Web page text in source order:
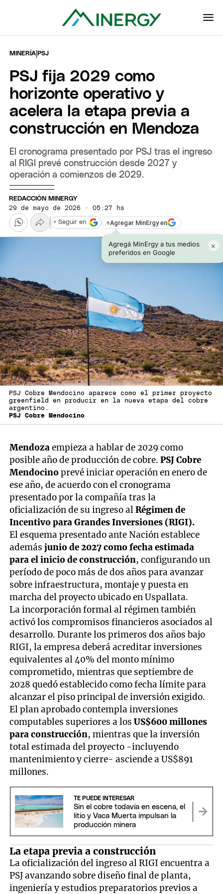
MINERÍA |PSJ
PSJ fija 2029 como
horizonte operativo y
acelera la etapa previa a
construcción en Mendoza
El cronograma presentado por PSJ tras el ingreso
al RIGI prevé construcción desde 2027 y
operación a comienzos de 2029.
REDACCIÓN MINERGY
29 de mayo de 2026 · 05:27 hs
+Agregar MinErgy en
Agregá MinErgy a tus medios
preferidos en Google
×
+ Seguir en
PSJ Cobre Mendocino aparece como el primer proyecto
greenfield en producir en la nueva etapa del cobre
argentino.
PSJ Cobre Mendocino
Mendozaempieza a hablar de 2029 como
posible año de producción de cobre.PSJ Cobre
Mendocinoprevé iniciar operación en enero de
ese año, de acuerdo con el cronograma
presentado por la compañía tras la
oficialización de su ingreso alRégimen de
Incentivo para Grandes Inversiones (RIGI).
El esquema presentado ante Nación establece
ademásjunio de 2027 como fecha estimada
para el inicio de construcción, configurando un
período de poco más de dos años para avanzar
sobre infraestructura, montaje y puesta en
marcha del proyecto ubicado en Uspallata.
La incorporación formal al régimen también
activó los compromisos financieros asociados al
desarrollo. Durante los primeros dos años bajo
RIGI, la empresa deberá acreditar inversiones
equivalentes al 40% del monto mínimo
comprometido, mientras que septiembre de
2028 quedó establecido como fecha límite para
alcanzar el piso principal de inversión exigido.
El plan aprobado contempla inversiones
computables superiores a losUS$600 millones
para construcción, mientras que la inversión
total estimada del proyecto -incluyendo
mantenimiento y cierre- asciende a US$891
millones.
TE PUEDE INTERESAR
Sin el cobre todavía en escena, el
litio y Vaca Muerta impulsan la
producción minera
La etapa previa a construcción
La oficialización del ingreso al RIGI encuentra a
PSJ avanzando sobre diseño final de planta,
ingeniería y estudios preparatorios previos a